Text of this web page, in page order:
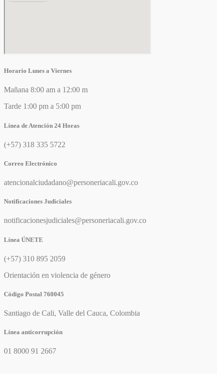
Horario Lunes a Viernes
Mañana 8:00 am a 12:00 m
Tarde 1:00 pm a 5:00 pm
Línea de Atención 24 Horas
(+57) 318 335 5722
Correo Electrónico
atencionalciudadano@personeriacali.gov.co
Notificaciones Judiciales
notificacionesjudiciales@personeriacali.gov.co
Línea ÚNETE
(+57) 310 895 2059
Orientación en violencia de género
Código Postal 760045
Santiago de Cali, Valle del Cauca, Colombia
Línea anticorrupción
01 8000 91 2667